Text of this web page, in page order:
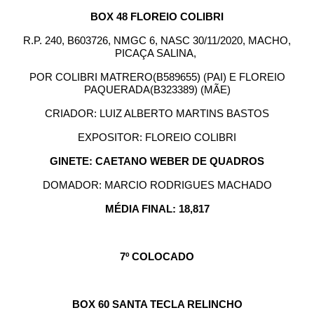
BOX 48 FLOREIO COLIBRI
R.P. 240, B603726, NMGC 6, NASC 30/11/2020, MACHO,
PICAÇA SALINA,
POR COLIBRI MATRERO(B589655) (PAI) E FLOREIO
PAQUERADA(B323389) (MÃE)
CRIADOR: LUIZ ALBERTO MARTINS BASTOS
EXPOSITOR: FLOREIO COLIBRI
GINETE: CAETANO WEBER DE QUADROS
DOMADOR: MARCIO RODRIGUES MACHADO
MÉDIA FINAL: 18,817
7º COLOCADO
BOX 60 SANTA TECLA RELINCHO